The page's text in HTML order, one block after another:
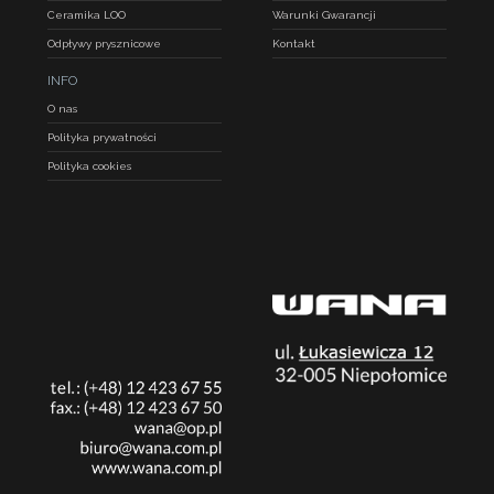
Ceramika LOO
Odpływy prysznicowe
Warunki Gwarancji
Kontakt
INFO
O nas
Polityka prywatności
Polityka cookies